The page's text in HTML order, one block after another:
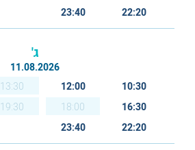
22:20
23:40
ג'
11.08.2026
10:30
12:00
13:30
16:30
18:00
19:30
22:20
23:40